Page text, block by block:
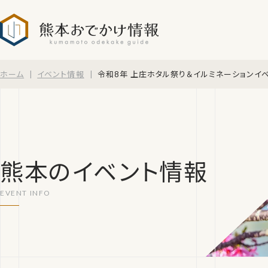
ホーム イベント情報 令和8年 上庄ホタル祭り＆イルミネーションイ
熊本のイベント情報